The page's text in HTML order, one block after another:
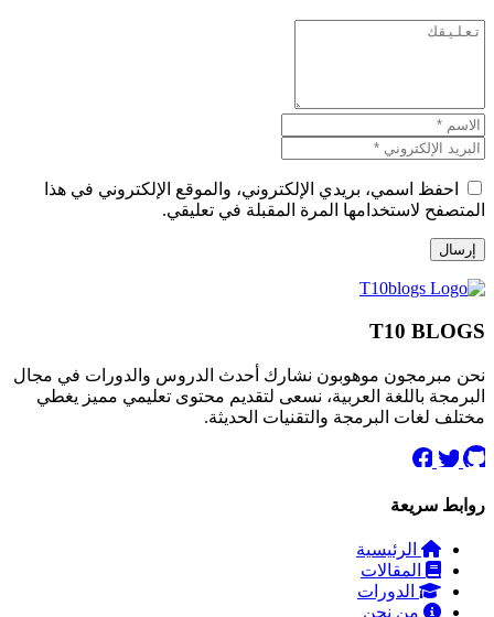
احفظ اسمي، بريدي الإلكتروني، والموقع الإلكتروني في هذا
المتصفح لاستخدامها المرة المقبلة في تعليقي.
T10 BLOGS
نحن مبرمجون موهوبون نشارك أحدث الدروس والدورات في مجال
البرمجة باللغة العربية، نسعى لتقديم محتوى تعليمي مميز يغطي
مختلف لغات البرمجة والتقنيات الحديثة.
روابط سريعة
الرئيسية
المقالات
الدورات
من نحن